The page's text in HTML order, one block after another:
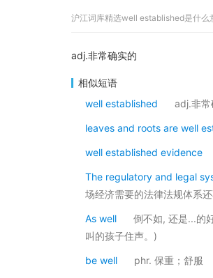
沪江词库精选well established是什么
adj.非常确实的
相似短语
well established
adj.非常
leaves and roots are well
well established evidence
The regulatory and legal
场经济需要的法律法规体系
As well
倒不如, 还是...的
叫的孩子住声。)
be well phr. 保重；舒服